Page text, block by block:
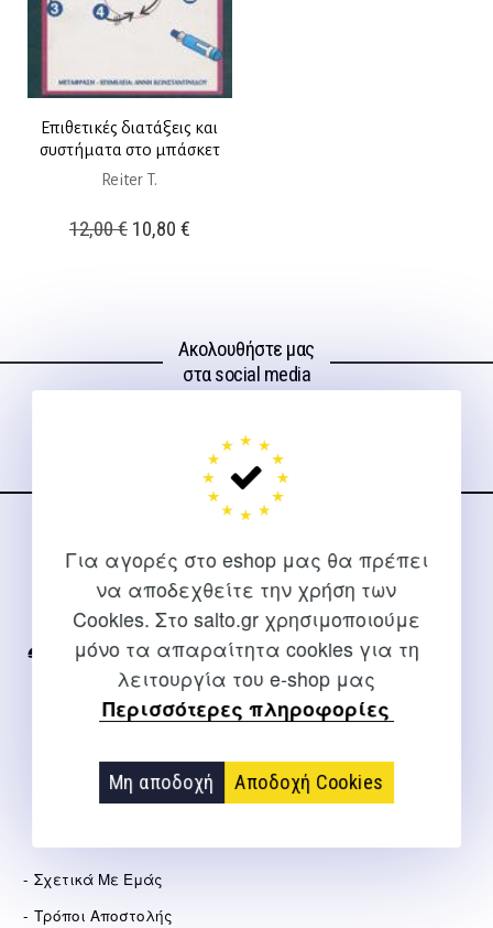
Για αγορές στο eshop μας θα πρέπει
να αποδεχθείτε την χρήση των
Cookies. Στο salto.gr χρησιμοποιούμε
μόνο τα απαραίτητα cookies για τη
λειτουργία του e-shop μας
Περισσότερες πληροφορίες
Μη αποδοχή Αποδοχή Cookies
Επιθετικές διατάξεις και
συστήματα στο μπάσκετ
Reiter T.
12,00€ Original
10,80 €Η
10,80 €.
Ακολουθήστε μας
στα social media
ΕΠΙΚΟΙΝΩΝΊΑ
Για διευκρινίσεις και υποστήριξη παραγγελιών μέσω του
Internet
2310 267108
info@salto.gr
Σχετικά Με Εμάς
Τρόποι Αποστολής